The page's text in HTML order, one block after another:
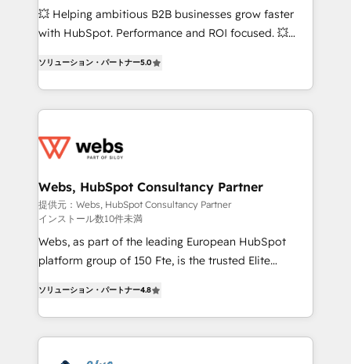
pipeline growth programs • Sales enablement tools
and CRM optimization • Retention strategies with
Execution • 750+ onboardings and 2,000+
implementations • Deep expertise across marketing,
💥 Helping ambitious B2B businesses grow faster
with HubSpot. Performance and ROI focused. 💥
to HubSpot Better. We work with your teams to
solve all your HubSpot challenges and improve user
adoption, sales process and marketing results.
the first time 🔧 Designing and optimising your
and build using HubSpot 🔌 Integrating HubSpot
with other systems 🎓 Training your teams to be
HubSpot pros 📊 Lead generation services using
HubSpot Why us? - SIX HubSpot Accreditations -
awarded by HubSpot after a rigorous process for
Migration, Custom Integration & Platform
Enablement -Onboarded over 500 businesses to
HubSpot -Top 1% of partners worldwide -In-house
ソリューション・パートナー5.0
Webs, HubSpot Consultancy Partner
提供元：Webs, HubSpot Consultancy Partner
インストール数10件未満
Webs, as part of the leading European HubSpot
platform group of 150 Fte, is the trusted Elite
maximizing EBITDA and achieving Commercial
Excellence. With our targeted processes, we
strengthen your digital transformation and minimize
ソリューション・パートナー4.8